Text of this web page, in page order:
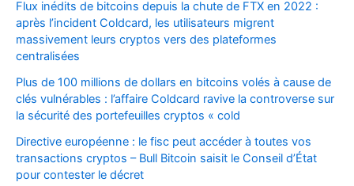
Flux inédits de bitcoins depuis la chute de FTX en 2022 :
après l’incident Coldcard, les utilisateurs migrent
massivement leurs cryptos vers des plateformes
centralisées
Plus de 100 millions de dollars en bitcoins volés à cause de
clés vulnérables : l’affaire Coldcard ravive la controverse sur
la sécurité des portefeuilles cryptos « cold
Directive européenne : le fisc peut accéder à toutes vos
transactions cryptos – Bull Bitcoin saisit le Conseil d’État
pour contester le décret